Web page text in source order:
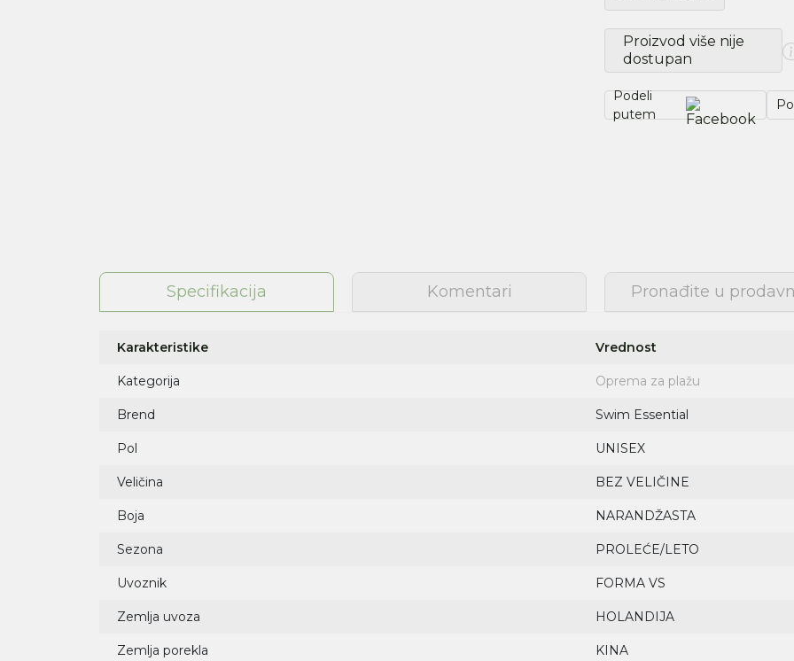
Proizvod više nije
dostupan
Podeli
putem
Specifikacija Komentari Pronađite u
Karakteristike Vrednost
Kategorija Oprema za plažu
Brend Swim Essential
Pol UNISEX
Veličina BEZ VELIČINE
Boja NARANDŽASTA
Sezona PROLEĆE/LETO
Uvoznik FORMA VS
Zemlja uvoza HOLANDIJA
Zemlja porekla KINA
Prijava na newsletter
Prijavite se za novosti i promocije. Budite prvi